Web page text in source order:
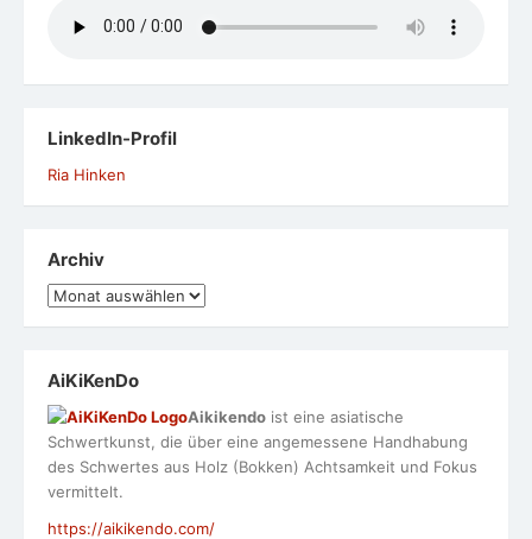
LinkedIn-Profil
Ria Hinken
Archiv
Archiv
AiKiKenDo
Aikikendo ist eine asiatische
Schwertkunst, die über eine angemessene Handhabung
des Schwertes aus Holz (Bokken) Achtsamkeit und Fokus
vermittelt.
https://aikikendo.com/